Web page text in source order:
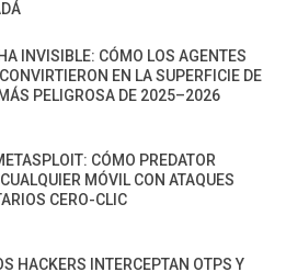
INVISIBLE: CÓMO LOS AGENTES
EN LA SUPERFICIE DE
PELIGROSA DE 2025–2026
CÓMO PREDATOR
MÓVIL CON ATAQUES
CERO-CLIC
HACKERS INTERCEPTAN OTPS Y